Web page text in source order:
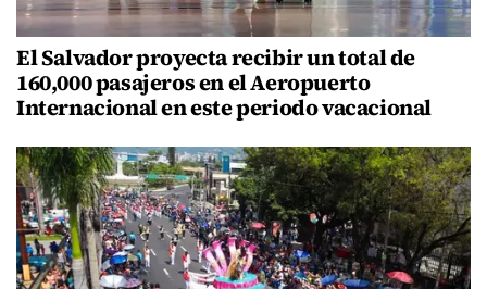
El Salvador proyecta recibir un total de
160,000 pasajeros en el Aeropuerto
Internacional en este periodo vacacional